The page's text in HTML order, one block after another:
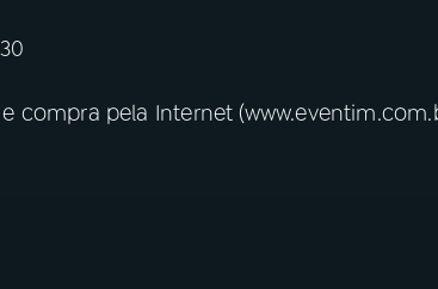
compra pela Internet